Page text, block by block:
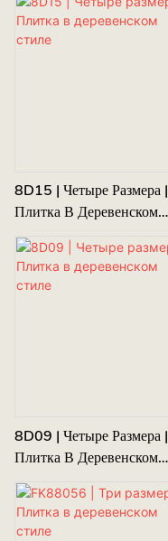
8D15 | Четыре Размера |
Плитка В Деревенском
Стиле
8D09 | Четыре Размера |
Плитка В Деревенском
Стиле